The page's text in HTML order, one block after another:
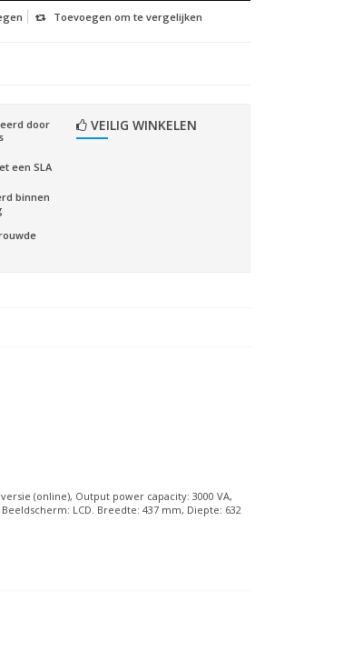
Toevoegen om te vergelijken
door
een SLA
binnen
VEILIG WINKELEN
(online), Output power capacity: 3000 VA,
LCD. Breedte: 437 mm, Diepte: 632